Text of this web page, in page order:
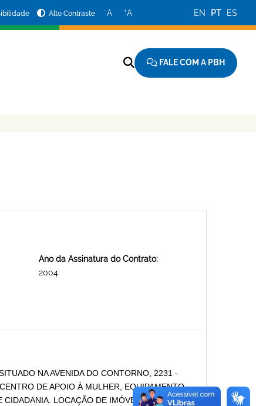
Alto Contraste −A +A EN PT ES
FALE COM A PBH
Ano da Assinatura do Contrato:
2004
NA AVENIDA DO CONTORNO, 2231 -
DE APOIO À MULHER, EQUIPAMENTO
CIDADANIA. LOCAÇÃO DE IMÓVEL